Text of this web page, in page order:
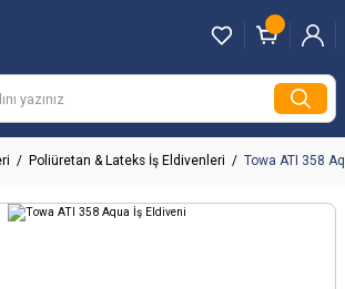
Poliüretan & Lateks İş Eldivenleri Towa ATI 358